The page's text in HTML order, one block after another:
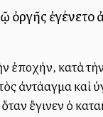
ἐγένετο
ἐποχήν, κατὰ
καὶ
ἔγινεν ὁ